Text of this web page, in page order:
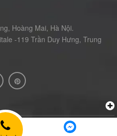
Hoàng Mai, Hà Nội.
-119 Trần Duy Hưng, Trung